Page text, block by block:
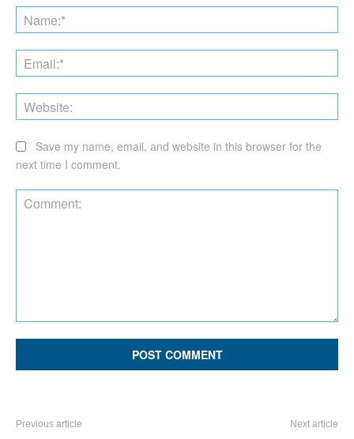
Save my name, email, and website in this browser for the
next time I comment.
Previous article Next article